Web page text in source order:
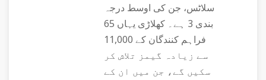
سلاٹس، جن کی اوسط درجہ
بندی 3 ہے۔ کھلاڑی یہاں 65
فراہم کنندگان کے 11,000
سے زیادہ گیمز تلاش کر
سکیں گے، جن میں ان کے